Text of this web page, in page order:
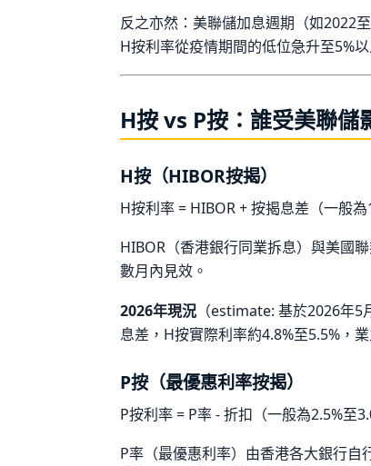
反之亦然：美聯儲加息週期（如2022
H按利率從疫情期間的低位急升至5%以
H按 vs P按：誰受美聯儲
H按（HIBOR按揭）
H按利率 = HIBOR + 按揭息差（一般為
HIBOR（香港銀行同業拆息）與美國
數月內見效。
2026年現況 （estimate: 基於2026年
息差，H按實際利率約4.8%至5.5%，
P按（最優惠利率按揭）
P按利率 = P率 - 折扣（一般為2.5%至
P率（最優惠利率）由香港各大銀行